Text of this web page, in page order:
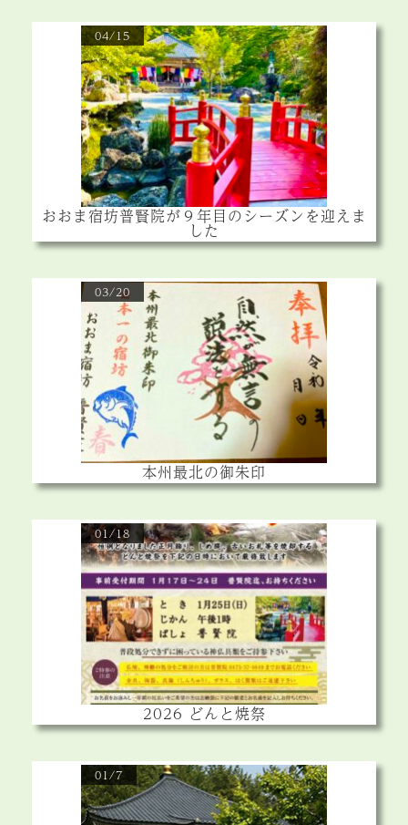
04/15
おおま宿坊普賢院が９年目のシーズンを迎えま
した
03/20
本州最北の御朱印
01/18
2026 どんと焼祭
01/7